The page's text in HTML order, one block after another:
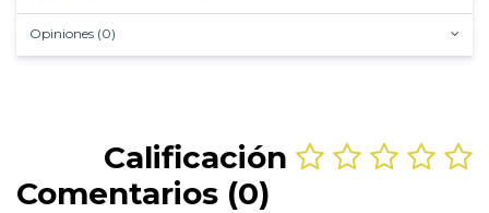
Opiniones (0)
Calificación
Comentarios (0)